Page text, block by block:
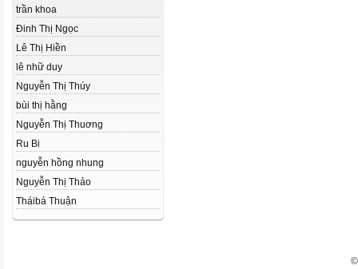
trần khoa
Đinh Thị Ngọc
Lê Thị Hiền
lê nhữ duy
Nguyễn Thị Thúy
bùi thị hằng
Nguyễn Thị Thuơng
Ru Bi
nguyễn hồng nhung
Nguyễn Thị Thảo
Tháibá Thuận